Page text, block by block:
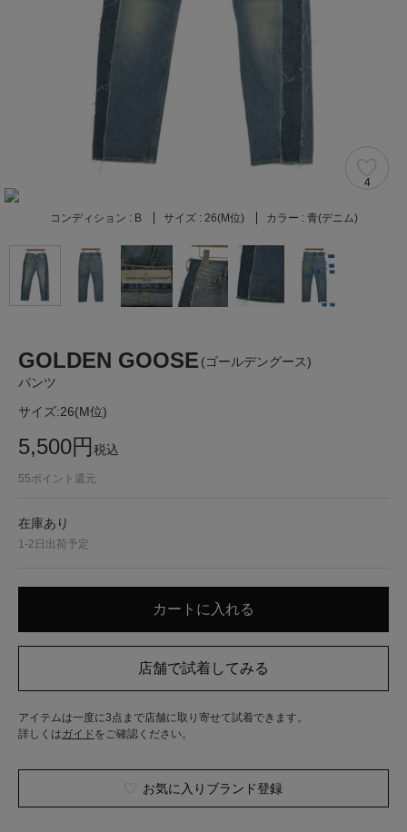
4
コンディション : B サイズ : 26(M位) カラー : 青(デニム)
GOLDEN GOOSE (ゴールデングース)
パンツ
サイズ:26(M位)
5,500円税込
55ポイント還元
在庫あり
1-2日出荷予定
アイテムは一度に3点まで店舗に取り寄せて試着できます。
詳しくはガイド をご確認ください。
お気に入りブランド登録